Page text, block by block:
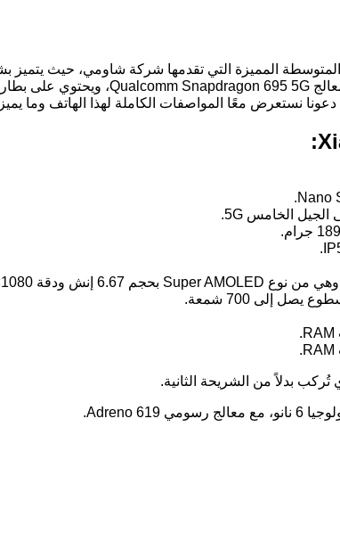
بدلاً من الشريحة الثانية.